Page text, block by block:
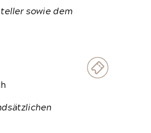
sowie dem